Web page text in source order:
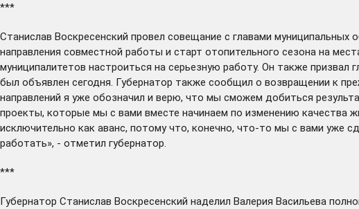
***
Станислав Воскресенский провел совещание с главами муниципальных
направления совместной работы и старт отопительного сезона на
муниципалитетов настроиться на серьезную работу. Он также
был объявлен сегодня. Губернатор также сообщил о возвращении к
направлений я уже обозначил и верю, что мы сможем добиться
проекты, которые мы с вами вместе начинаем по изменению качества
исключительно как аванс, потому что, конечно, что-то мы с вами уже
работать», - отметил губернатор.
***
Губернатор Станислав Воскресенский наделил Валерия Васильева